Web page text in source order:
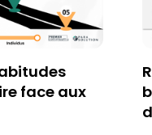
face aux